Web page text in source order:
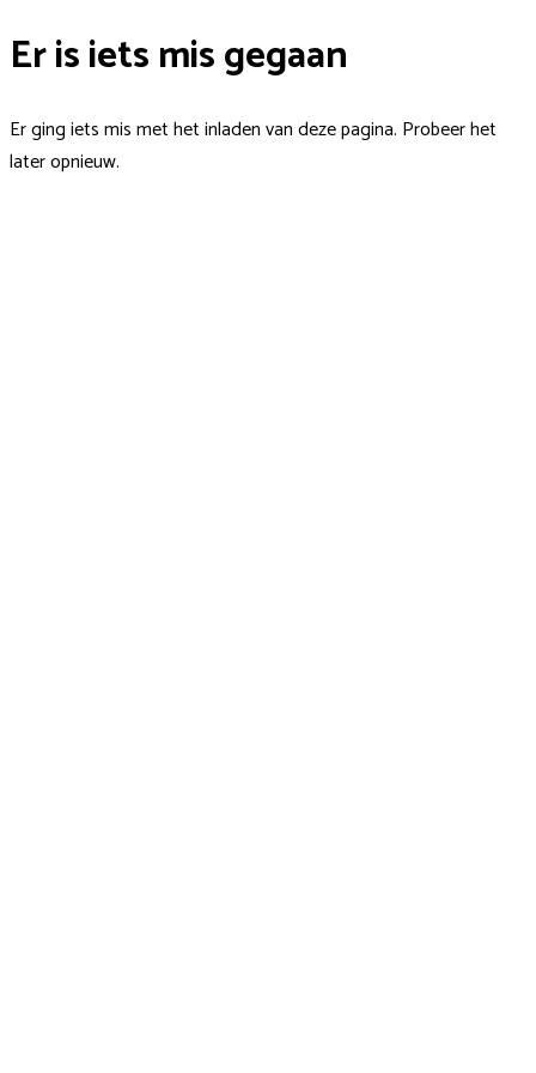
Er is iets mis gegaan
Er ging iets mis met het inladen van deze pagina. Probeer het
later opnieuw.